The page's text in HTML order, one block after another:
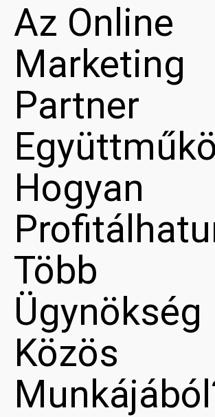
Az Online
Marketing
Partner
Hogyan
Több
Ügynökség
Közös